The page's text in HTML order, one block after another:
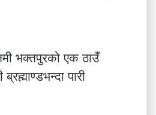
भक्तपुरको एक ठाउँ
पारी